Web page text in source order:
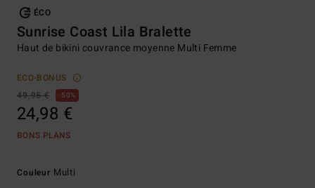
ÉCO
Sunrise Coast Lila Bralette
Haut de bikini couvrance moyenne Multi Femme
ECO-BONUS
49,95 €
50%
24,98 €
BONS PLANS
Couleur Multi